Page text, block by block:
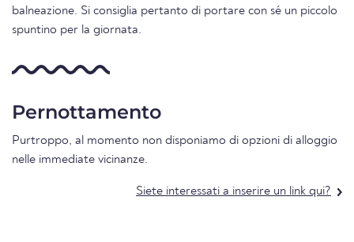
balneazione. Si consiglia pertanto di portare con sé un piccolo
spuntino per la giornata.
Pernottamento
Purtroppo, al momento non disponiamo di opzioni di alloggio
nelle immediate vicinanze.
Siete interessati a inserire un link qui?